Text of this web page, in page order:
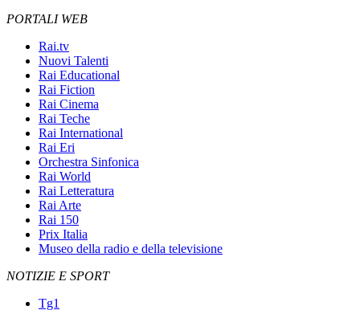
PORTALI WEB
Rai.tv
Nuovi Talenti
Rai Educational
Rai Fiction
Rai Cinema
Rai Teche
Rai International
Rai Eri
Orchestra Sinfonica
Rai World
Rai Letteratura
Rai Arte
Rai 150
Prix Italia
Museo della radio e della televisione
NOTIZIE E SPORT
Tg1